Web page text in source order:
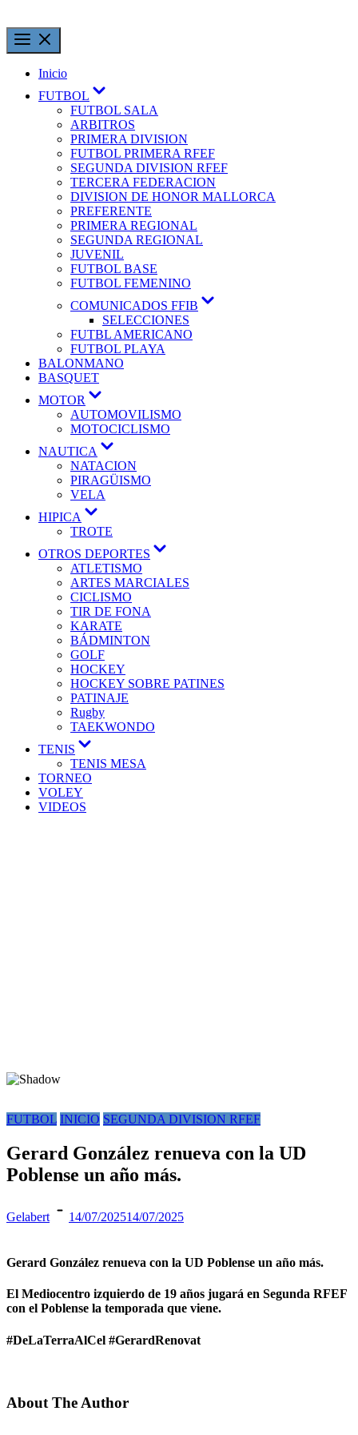
Inicio
FUTBOL
FUTBOL SALA
ARBITROS
PRIMERA DIVISION
FUTBOL PRIMERA RFEF
SEGUNDA DIVISION RFEF
TERCERA FEDERACION
DIVISION DE HONOR MALLORCA
PREFERENTE
PRIMERA REGIONAL
SEGUNDA REGIONAL
JUVENIL
FUTBOL BASE
FUTBOL FEMENINO
COMUNICADOS FFIB
SELECCIONES
FUTBL AMERICANO
FUTBOL PLAYA
BALONMANO
BASQUET
MOTOR
AUTOMOVILISMO
MOTOCICLISMO
NAUTICA
NATACION
PIRAGÜISMO
VELA
HIPICA
TROTE
OTROS DEPORTES
ATLETISMO
ARTES MARCIALES
CICLISMO
TIR DE FONA
KARATE
BÁDMINTON
GOLF
HOCKEY
HOCKEY SOBRE PATINES
PATINAJE
Rugby
TAEKWONDO
TENIS
TENIS MESA
TORNEO
VOLEY
VIDEOS
FUTBOL INICIO SEGUNDA DIVISION RFEF
Gerard González renueva con la UD
Poblense un año más.
Gelabert 14/07/202514/07/2025
Gerard González renueva con la UD Poblense un año más.
El Mediocentro izquierdo de 19 años jugará en Segunda RFEF
con el Poblense la temporada que viene.
#DeLaTerraAlCel #GerardRenovat
About The Author